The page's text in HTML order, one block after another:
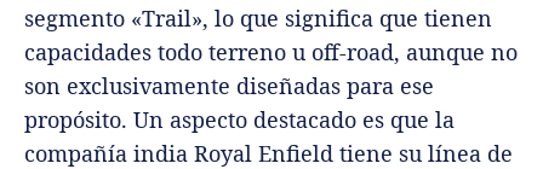
segmento «Trail», lo que significa que tienen
capacidades todo terreno u off-road, aunque no
son exclusivamente diseñadas para ese
propósito. Un aspecto destacado es que la
compañía india Royal Enfield tiene su línea de